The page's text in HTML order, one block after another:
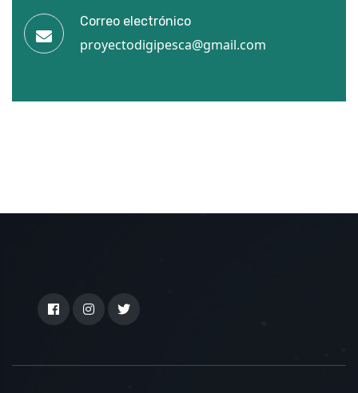
Correo electrónico
proyectodigipesca@gmail.com